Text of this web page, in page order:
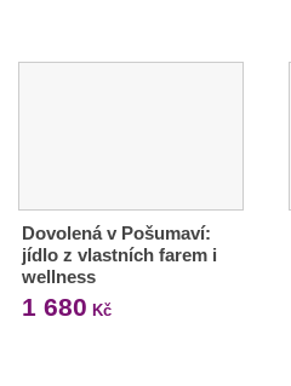
Dovolená v Pošumaví:
jídlo z vlastních farem i
wellness
1 680 Kč